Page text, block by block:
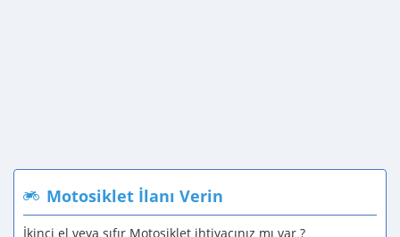
Motosiklet İlanı Verin
İkinci el veya sıfır Motosiklet ihtiyacınız mı var ?